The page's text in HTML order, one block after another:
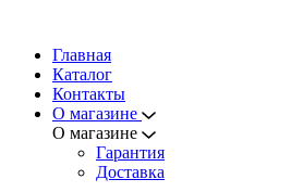
Главная
Каталог
Контакты
О магазине
О магазине
Гарантия
Доставка